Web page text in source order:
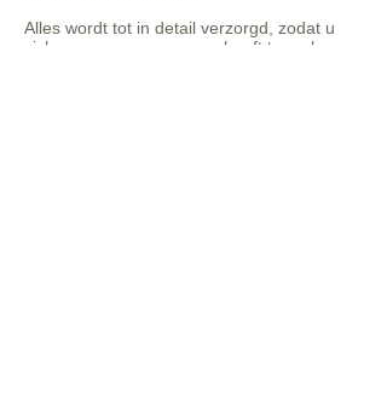
Alles wordt tot in detail verzorgd, zodat u
zich nergens zorgen over hoeft te maken.